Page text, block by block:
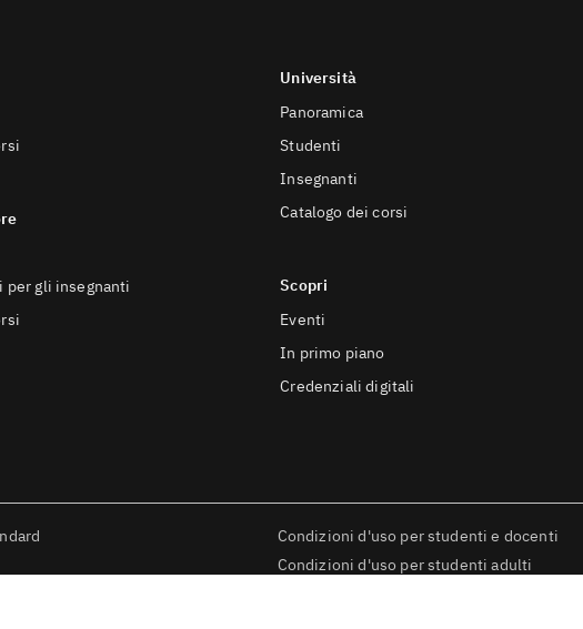
gli insegnanti
Università
Panoramica
Studenti
Insegnanti
Catalogo dei corsi
Scopri
Eventi
In primo piano
Credenziali digitali
Condizioni d'uso per studenti e docenti
Condizioni d'uso per studenti adulti